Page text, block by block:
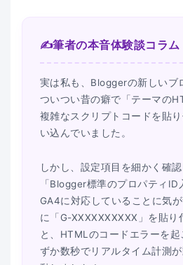
✍️筆者の本音体験談コラム
実は私も、Bloggerの新しいブ
ついつい昔の癖で「テーマの
複雑なスクリプトコードを貼
い込んでいました。
しかし、設定項目を細かく確認
「Blogger標準のプロパティID
GA4に対応していることに気
に「G-XXXXXXXXXX」を貼り
と、HTMLのコードエラーを
ずか数秒でリアルタイム計測